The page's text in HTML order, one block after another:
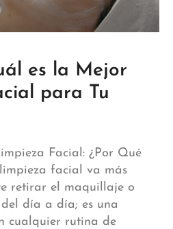
es la Mejor
para Tu
Facial: ¿Por Qué
facial va más
retirar el maquillaje o
día a día; es una
cualquier rutina de